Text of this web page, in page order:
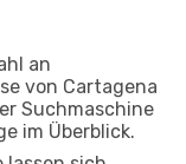
an
von Cartagena
Suchmaschine
im Überblick.